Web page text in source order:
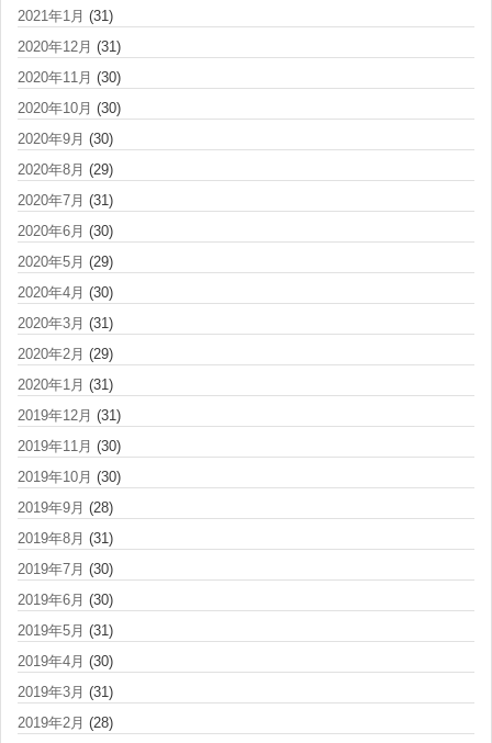
2021年1月 (31)
2020年12月 (31)
2020年11月 (30)
2020年10月 (30)
2020年9月 (30)
2020年8月 (29)
2020年7月 (31)
2020年6月 (30)
2020年5月 (29)
2020年4月 (30)
2020年3月 (31)
2020年2月 (29)
2020年1月 (31)
2019年12月 (31)
2019年11月 (30)
2019年10月 (30)
2019年9月 (28)
2019年8月 (31)
2019年7月 (30)
2019年6月 (30)
2019年5月 (31)
2019年4月 (30)
2019年3月 (31)
2019年2月 (28)